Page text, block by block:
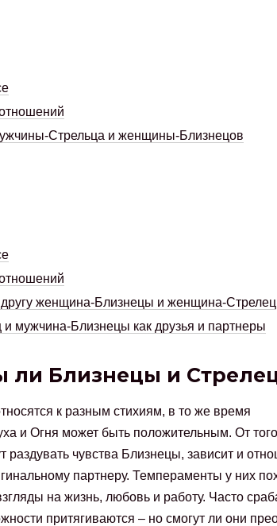
Стрельца и женщины-Близнецов
другу женщина-Близнецы и женщина-Стрелец
мужчина-Близнецы как друзья и партнеры
ли Близнецы и
к разным стихиям, в то же время
и Огня может быть положительным. От
раздувать чувства Близнецы, зависит и
партнеру. Темпераменты у них
на жизнь, любовь и работу. Часто
притягиваются – но смогут ли они